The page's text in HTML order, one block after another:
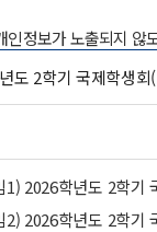
정보가 노출되지 않
도 2학기 국제학생회
1) 2026학년도 2학기
2) 2026학년도 2학기